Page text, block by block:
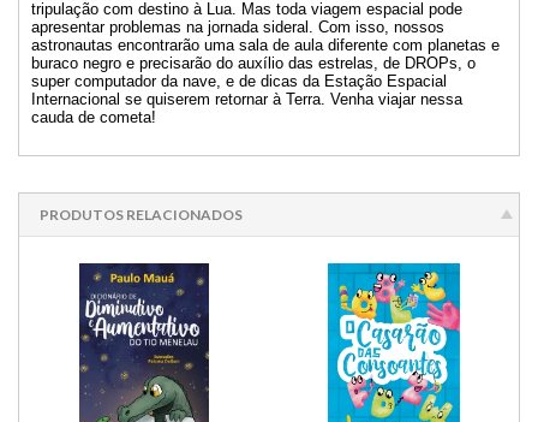
tripulação com destino à Lua. Mas toda viagem espacial pode
apresentar problemas na jornada sideral. Com isso, nossos
astronautas encontrarão uma sala de aula diferente com planetas e
buraco negro e precisarão do auxílio das estrelas, de DROPs, o
super computador da nave, e de dicas da Estação Espacial
Internacional se quiserem retornar à Terra. Venha viajar nessa
cauda de cometa!
PRODUTOS RELACIONADOS